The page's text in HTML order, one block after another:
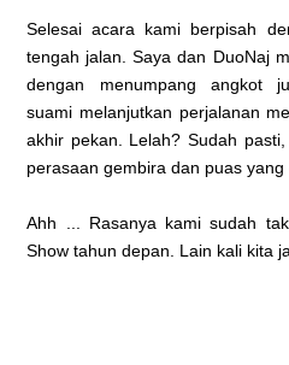
Selesai acara kami berpisah
tengah jalan . Saya dan DuoNaj
dengan menumpang angkot
suami melanjutkan perjalanan
akhir pekan. Lelah? Sudah
perasaan gembira dan puas yang
Ahh ... Rasanya kami sudah
Show tahun depan. Lain kali kita